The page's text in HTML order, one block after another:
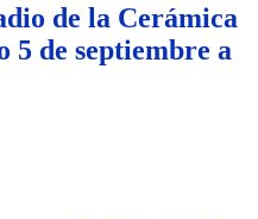
de la Cerámica
5 de septiembre a